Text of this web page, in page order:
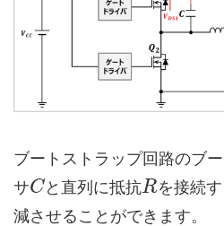
ブートストラップ回路のブ
サCと直列に抵抗Rを接続
減させることができます。